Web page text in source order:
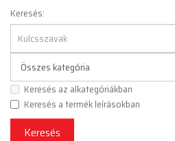
Keresés:
Keresés az alkategóriákban
Keresés a termék leírásokban